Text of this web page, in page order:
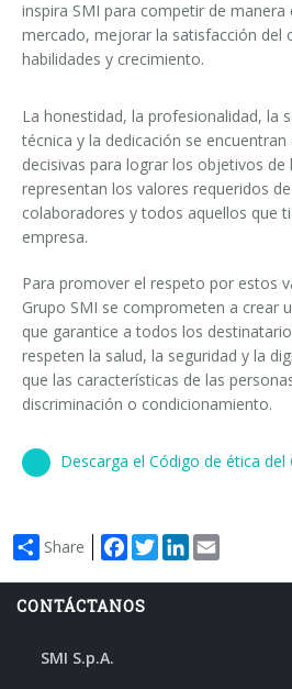
Bandeja de cartón
entrada en línea
entrada a 90°
Cursos sopladoras y llenadoras
Cursos paletizadores
inspira SMI para competir de
mercado, mejorar la satisfacción del
habilidades y crecimiento.
La honestidad, la profesionalidad, la
técnica y la dedicación se
decisivas para lograr los objetivos de
representan los valores requeridos
colaboradores y todos aquellos que
empresa.
Para promover el respeto por estos
Grupo SMI se comprometen a crear
que garantice a todos los
respeten la salud, la seguridad y la
que las características de las
discriminación o condicionamiento.
Descarga el Código de ética del
Share Facebook
TwitterLinkedIn
CONTÁCTANOS
SMI S.p.A.